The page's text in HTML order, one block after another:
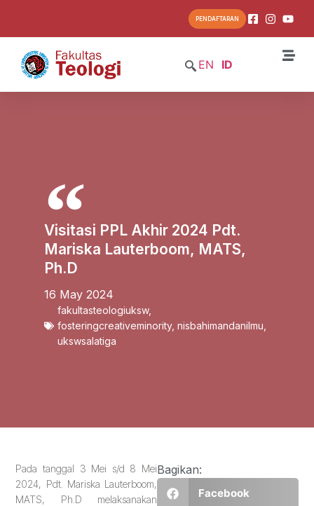
PENDAFTARAN
EN ID
Visitasi PPL Akhir 2024 Pdt.
Mariska Lauterboom, MATS,
Ph.D
16 May 2024
fakultasteologiuksw,
fosteringcreativeminority, nisbahimandanilmu
ukswsalatiga
Pada tanggal 3 Mei s/d 8 Mei
2024, Pdt. Mariska Lauterboom,
MATS, Ph.D melaksanakan
Bagikan:
Facebook